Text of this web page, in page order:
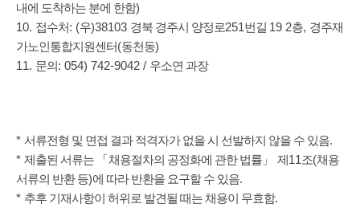
내에 도착하는 분에 한함)
10. 접수처: (우)38103 경북 경주시 양정로251번길 19 2층, 경주재
가노인통합지원센터(동천동)
11. 문의 : 054) 742-9042 / 우소연 과장
* 서류전형 및 면접 결과 적격자가 없을 시 선발하지 않을 수 있음.
* 제출된 서류는 「 채용절차의 공정화에 관한 법률 」 제 11조(채용
서류의 반환 등)에 따라 반환을 요구할 수 있음.
* 추후 기재사항이 허위로 발견될 때는 채용이 무효함.